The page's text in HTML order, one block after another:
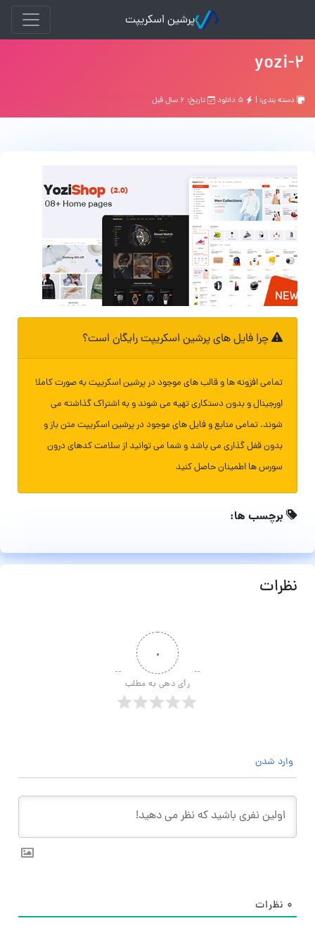
پرشین اسکریپت
yozi-2
دسته بندی: | تاریخ: ۶ سال قبل
چرا فایل های پرشین اسکریپت رایگان است؟
تمامی افزونه ها و قالب های موجود در پرشین اسکریپت به صورت کاملا
اورجینال و بدون دستکاری تهیه می شوند و به اشتراک گذاشته می
شوند. تمامی منابع و فایل های موجود در پرشین اسکریپت متن باز و
بدون قفل گذاری می باشد و شما می توانید از سلامت کدهای درون
سورس ها اطمینان حاصل کنید
برچسب ها:
نظرات
۰
رأی دهی به مطلب
وارد شدن
۰ نظرات